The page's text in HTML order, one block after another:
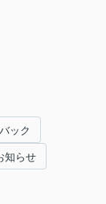
ック
知らせ